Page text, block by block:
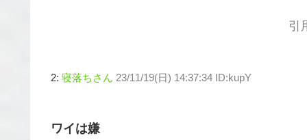
引
2: 寝落ちさん 23/11/19(日) 14:37:34 ID:kupY
ワイは嫌